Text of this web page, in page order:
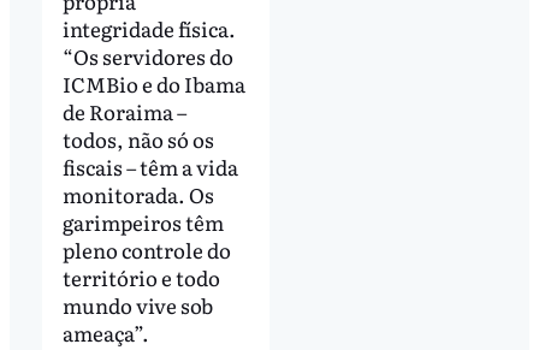
integridade física.
“Os servidores do
ICMBio e do Ibama
de Roraima –
todos, não só os
fiscais – têm a vida
monitorada. Os
garimpeiros têm
pleno controle do
território e todo
mundo vive sob
ameaça”.